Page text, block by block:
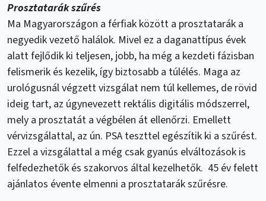
Prosztatarák szűrés
Ma Magyarországon a férfiak között a prosztatarák a
negyedik vezető halálok. Mivel ez a daganattípus évek
alatt fejlődik ki teljesen, jobb, ha még a kezdeti fázisban
felismerik és kezelik, így biztosabb a túlélés. Maga az
urológusnál végzett vizsgálat nem túl kellemes, de rövid
ideig tart, az úgynevezett rektális digitális módszerrel,
mely a prosztatát a végbélen át ellenőrzi. Emellett
vérvizsgálattal, az ún. PSA teszttel egészítik ki a szűrést.
Ezzel a vizsgálattal a még csak gyanús elváltozások is
felfedezhetők és szakorvos által kezelhetők. 45 év felett
ajánlatos évente elmenni a prosztatarák szűrésre.